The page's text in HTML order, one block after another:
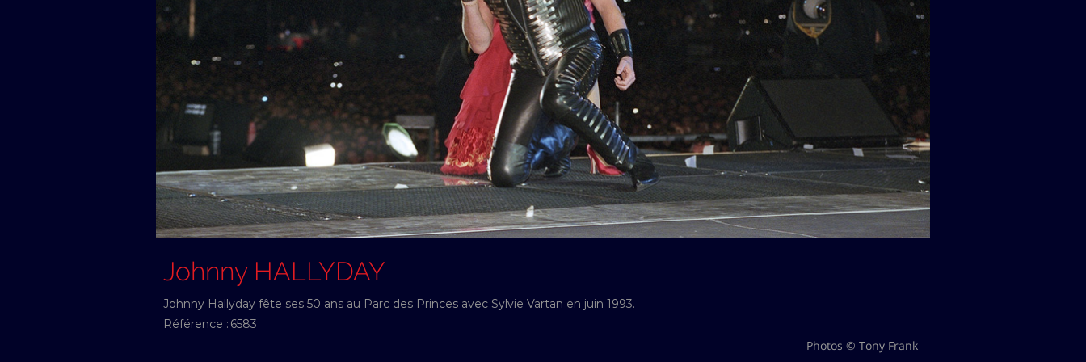
Johnny HALLYDAY
Johnny Hallyday fête ses 50 ans au Parc des Princes avec Sylvie Vartan en juin 1993.
Référence : 6583
Photos © Tony Frank